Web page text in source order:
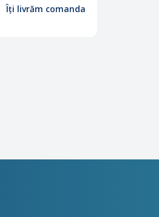
Îți livrăm comanda